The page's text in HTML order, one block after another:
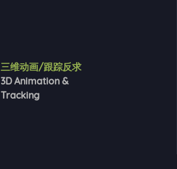
三维动画/跟踪反求
3D Animation &
Tracking